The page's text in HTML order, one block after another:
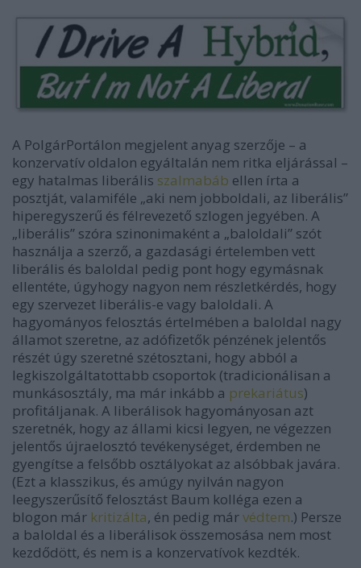
A PolgárPortálon megjelent anyag szerzője – a
konzervatív oldalon egyáltalán nem ritka eljárással –
egy hatalmas liberális szalmabáb ellen írta a
posztját, valamiféle „aki nem jobboldali, az liberális”
hiperegyszerű és félrevezető szlogen jegyében. A
„liberális” szóra szinonimaként a „baloldali” szót
használja a szerző, a gazdasági értelemben vett
liberális és baloldal pedig pont hogy egymásnak
ellentéte, úgyhogy nagyon nem részletkérdés, hogy
egy szervezet liberális-e vagy baloldali. A
hagyományos felosztás értelmében a baloldal nagy
államot szeretne, az adófizetők pénzének jelentős
részét úgy szeretné szétosztani, hogy abból a
legkiszolgáltatottabb csoportok (tradicionálisan a
munkásosztály, ma már inkább a prekariátus)
profitáljanak. A liberálisok hagyományosan azt
szeretnék, hogy az állami kicsi legyen, ne végezzen
jelentős újraelosztó tevékenységet, érdemben ne
gyengítse a felsőbb osztályokat az alsóbbak javára.
(Ezt a klasszikus, és amúgy nyilván nagyon
leegyszerűsítő felosztást Baum kolléga ezen a
blogon már kritizálta, én pedig márvédtem.) Persze
a baloldal és a liberálisok összemosása nem most
kezdődött, és nem is a konzervatívok kezdték.